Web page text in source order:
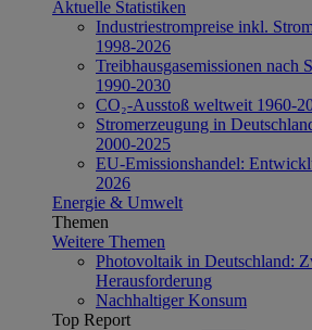
Aktuelle Statistiken
Industriestrompreise inkl.
1998-2026
Treibhausgasemissionen nach
1990-2030
CO₂-Ausstoß weltweit 1960-
Stromerzeugung in
2000-2025
EU-Emissionshandel:
2026
Energie & Umwelt
Themen
Weitere Themen
Photovoltaik in Deutschland:
Herausforderung
Nachhaltiger Konsum
Top Report